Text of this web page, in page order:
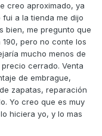
creo aproximado, ya
a la tienda me dijo
bien, me pregunto que
pero no conte los
mucho menos de
cerrado. Venta
de embrague,
zapatas, reparación
Yo creo que es muy
hiciera yo, y lo mas